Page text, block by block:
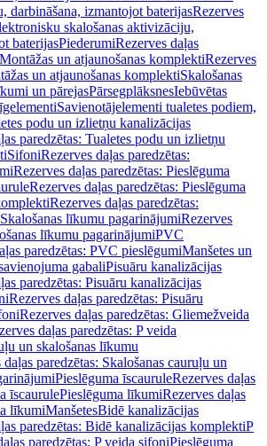
darbināšana, izmantojot baterijasRezerves
skalošanas aktivizāciju,
baterijasPiederumiRezerves daļas
Montāžas un atjaunošanas komplektiRezerves
un atjaunošanas komplektiSkalošanas
un pārejasPārsegplāksnesIebūvētas
Savienotājelementi tualetes podiem,
podu un izlietņu kanalizācijas
paredzētas: Tualetes podu un izlietņu
SifoniRezerves daļas paredzētas:
Rezerves daļas paredzētas: Pieslēguma
Rezerves daļas paredzētas: Pieslēguma
Rezerves daļas paredzētas:
Skalošanas līkumu pagarinājumiRezerves
līkumu pagarinājumiPVC
paredzētas: PVC pieslēgumiManšetes un
gabaliPisuāru kanalizācijas
paredzētas: Pisuāru kanalizācijas
Rezerves daļas paredzētas: Pisuāru
Rezerves daļas paredzētas: Gliemežveida
daļas paredzētas: P veida
un skalošanas līkumu
daļas paredzētas: Skalošanas cauruļu un
Pieslēguma īscauruleRezerves daļas
īscaurulePieslēguma līkumiRezerves daļas
līkumiManšetesBidē kanalizācijas
paredzētas: Bidē kanalizācijas komplektiP
paredzētas: P veida sifoniPieslēguma